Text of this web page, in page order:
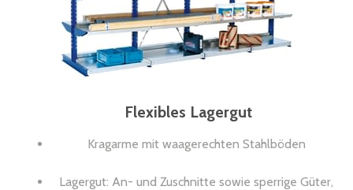
Flexibles Lagergut
Kragarme mit waagerechten Stahlböden
Lagergut: An- und Zuschnitte sowie sperrige Güter,